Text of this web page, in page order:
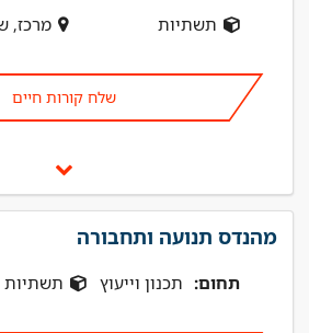
תשתיות
מרכז,
שלח קורות חיים
מהנדס תנועה ותחבורה
תחום: תכנון וייעוץ תשתיות